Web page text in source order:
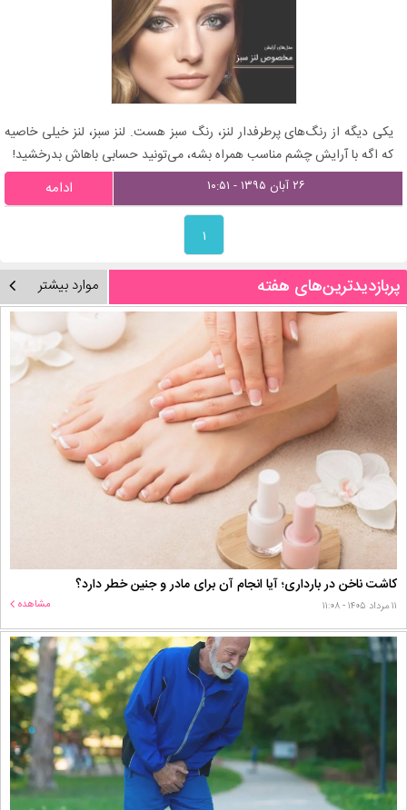
یکی دیگه از رنگ‌های پرطرفدار لنز، رنگ سبز هست. لنز سبز، لنز خیلی خاصیه
که اگه با آرایش چشم مناسب همراه بشه، می‌تونید حسابی باهاش بدرخشید!
۲۶ آبان ۱۳۹۵ - ۱۰:۵۱ ادامه
۱
پربازدیدترین‌های هفته موارد بیشتر
کاشت ناخن در بارداری؛ آیا انجام آن برای مادر و جنین خطر دارد؟
۱۱ مرداد ۱۴۰۵ - ۱۱:۰۸ مشاهده